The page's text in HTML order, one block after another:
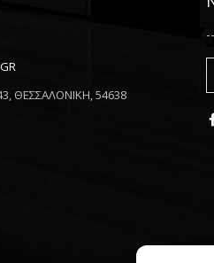
ΘΕΣΣΑΛΟΝΙΚΗ, 54638